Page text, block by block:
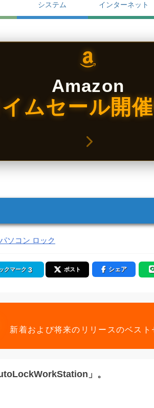
システム インターネット
Amazon
ムセール開催
パソコン ロック
クマーク 3 ポスト シェア
新着および将来のリリースのベスト
」。